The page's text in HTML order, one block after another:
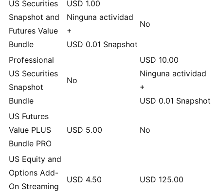
US Securities
Snapshot and
Futures Value
Bundle
USD 1.00
Ninguna actividad
+
USD 0.01 Snapshot
No
Professional
US Securities
Snapshot
Bundle
No
USD 10.00
Ninguna actividad
+
USD 0.01 Snapshot
US Futures
Value PLUS
Bundle PRO
USD 5.00 No
US Equity and
Options Add-
On Streaming
USD 4.50 USD 125.00